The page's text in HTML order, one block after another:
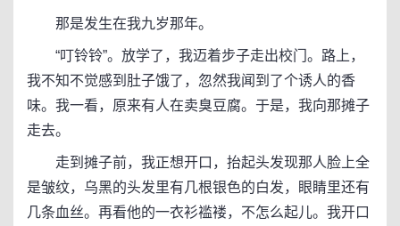
那是发生在我九岁那年。
“叮铃铃”。放学了，我迈着步子走出校门。路上，
我不知不觉感到肚子饿了，忽然我闻到了个诱人的香
味。我一看，原来有人在卖臭豆腐。于是，我向那摊子
走去。
走到摊子前，我正想开口，抬起头发现那人脸上全
是皱纹，乌黑的头发里有几根银色的白发，眼睛里还有
几条血丝。再看他的一衣衫褴褛，不怎么起儿。我开口